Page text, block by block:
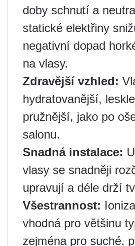
doby schnutí a
statické elektřiny
negativní dopad
na vlasy.
Zdravější vzhled:
hydratovanější,
pružnější, jako po
salonu.
Snadná instalace:
vlasy se snadněji
upravují a déle drží
Všestrannost:
vhodná pro většinu
zejména pro suché,